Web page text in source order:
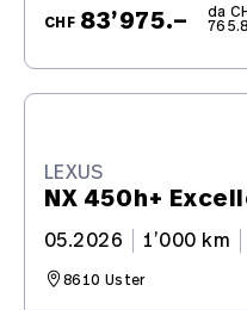
CHF 83’975.– da
LEXUS
NX 450h+
05.2026 1’000 km
8610 Uster